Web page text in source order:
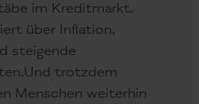
im Kreditmarkt.
über Inflation,
steigende
trotzdem
Menschen weiterhin